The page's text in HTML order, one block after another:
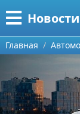
Меню
Главная
Поиск
Главная